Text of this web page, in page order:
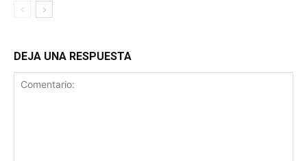
DEJA UNA RESPUESTA